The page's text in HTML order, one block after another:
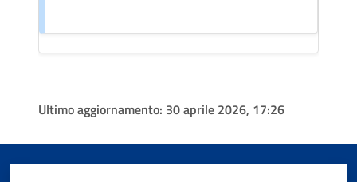
Ultimo aggiornamento: 30 aprile 2026, 17:26